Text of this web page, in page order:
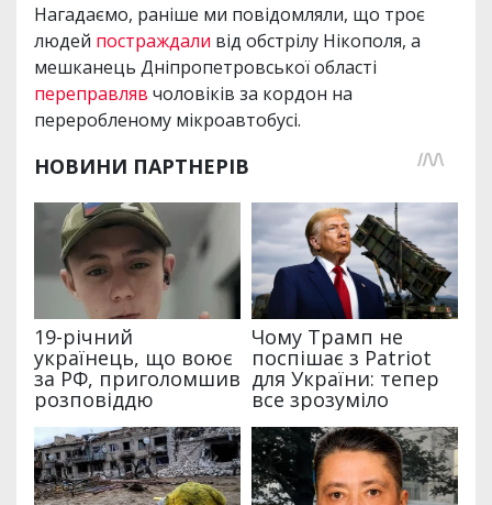
Нагадаємо, раніше ми повідомляли, що троє
людей постраждали від обстрілу Нікополя, а
мешканець Дніпропетровської області
переправляв чоловіків за кордон на
переробленому мікроавтобусі.